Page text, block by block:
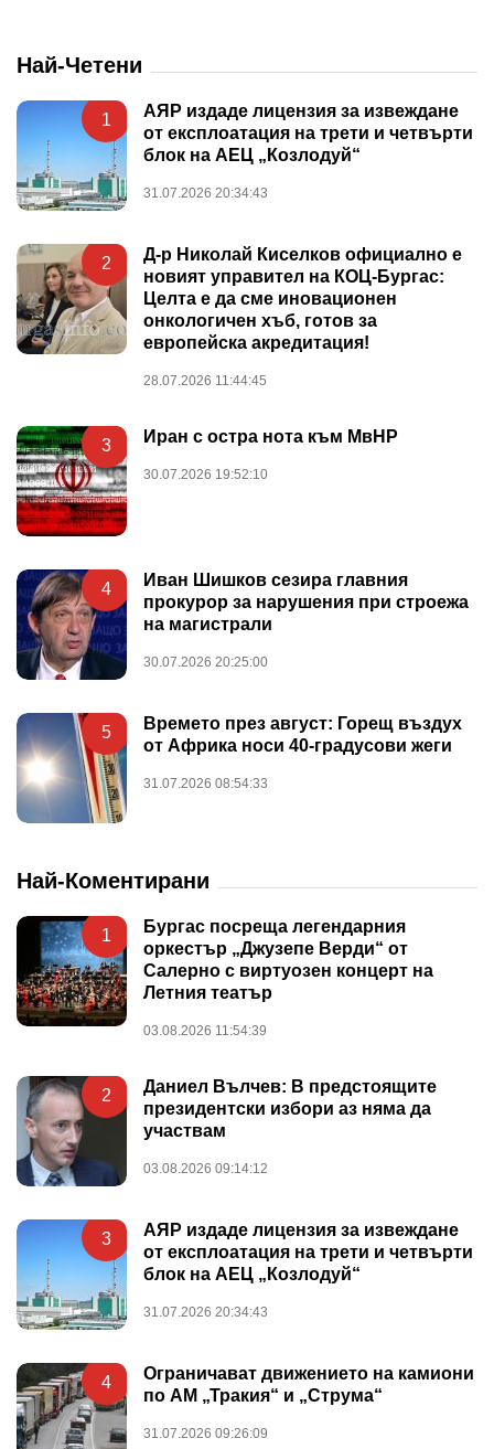
Най-Четени
1
АЯР издаде лицензия за извеждане
от експлоатация на трети и четвърти
блок на АЕЦ „Козлодуй“
31.07.2026 20:34:43
2
Д-р Николай Киселков официално е
новият управител на КОЦ-Бургас:
Целта е да сме иновационен
онкологичен хъб, готов за
европейска акредитация!
28.07.2026 11:44:45
3 Иран с остра нота към МвНР
30.07.2026 19:52:10
4
Иван Шишков сезира главния
прокурор за нарушения при строежа
на магистрали
30.07.2026 20:25:00
5
Времето през август: Горещ въздух
от Африка носи 40-градусови жеги
31.07.2026 08:54:33
Най-Коментирани
1
Бургас посреща легендарния
оркестър „Джузепе Верди“ от
Салерно с виртуозен концерт на
Летния театър
03.08.2026 11:54:39
2
Даниел Вълчев: В предстоящите
президентски избори аз няма да
участвам
03.08.2026 09:14:12
3
АЯР издаде лицензия за извеждане
от експлоатация на трети и четвърти
блок на АЕЦ „Козлодуй“
31.07.2026 20:34:43
4
Ограничават движението на камиони
по АМ „Тракия“ и „Струма“
31.07.2026 09:26:09